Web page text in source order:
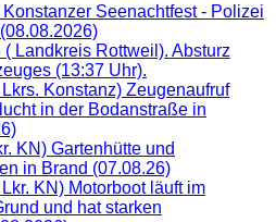
Seenachtfest - Polizei
Landkreis Rottweil). Absturz
(13:37 Uhr).
Konstanz) Zeugenaufruf
in der Bodanstraße in
KN) Gartenhütte und
in Brand (07.08.26)
KN) Motorboot läuft im
und hat starken